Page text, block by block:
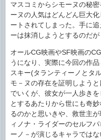
マスコミからシモーヌの秘
ーヌの人気はどんどん巨大
ートされてしまった。手に
ーは抹消しようとするのだが
オールCG映画やSF映画の
うになり、実際に今回の作
スキー(タランティーノとタ
モ－ヌの存在を証明しよう
でいくが、彼女が一人歩き
とするあたりから世にも奇
るのかと思いきや、救世主
ィノナ・ライダーのセルフ
ーノ－が演じるキャラではな